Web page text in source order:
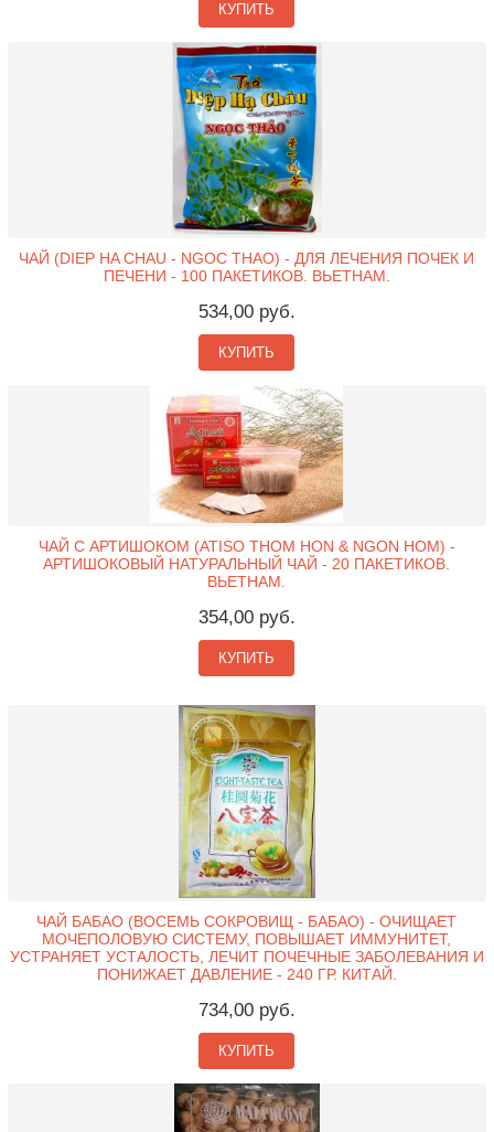
КУПИТЬ
ЧАЙ (DIEP HA CHAU - NGOC THAO) - ДЛЯ ЛЕЧЕНИЯ ПОЧЕК И
ПЕЧЕНИ - 100 ПАКЕТИКОВ. ВЬЕТНАМ.
534,00 руб.
КУПИТЬ
ЧАЙ С АРТИШОКОМ (ATISO THOM HON & NGON HOM) -
АРТИШОКОВЫЙ НАТУРАЛЬНЫЙ ЧАЙ - 20 ПАКЕТИКОВ.
ВЬЕТНАМ.
354,00 руб.
КУПИТЬ
ЧАЙ БАБАО (ВОСЕМЬ СОКРОВИЩ - БАБАО) - ОЧИЩАЕТ
МОЧЕПОЛОВУЮ СИСТЕМУ, ПОВЫШАЕТ ИММУНИТЕТ,
УСТРАНЯЕТ УСТАЛОСТЬ, ЛЕЧИТ ПОЧЕЧНЫЕ ЗАБОЛЕВАНИЯ И
ПОНИЖАЕТ ДАВЛЕНИЕ - 240 ГР. КИТАЙ.
734,00 руб.
КУПИТЬ